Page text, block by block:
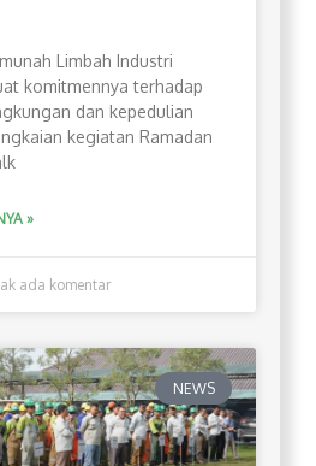
Limbah Industri
komitmennya terhadap
dan kepedulian
kegiatan Ramadan
»
ada komentar
NEWS